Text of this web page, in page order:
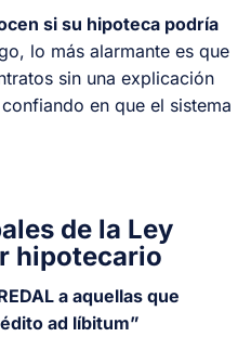
si su hipoteca podría
lo más alarmante es que
sin una explicación
en que el sistema
de la Ley
hipotecario
a aquellas que
ad líbitum”